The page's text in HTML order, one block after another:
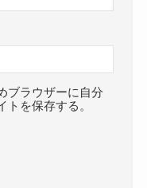
ブラウザーに自分
トを保存する。